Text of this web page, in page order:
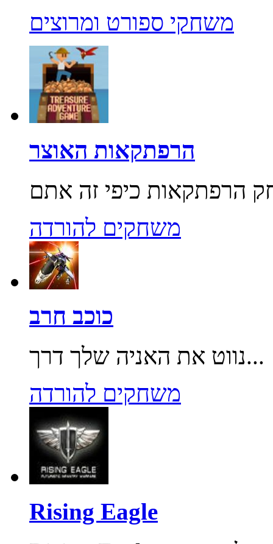
משחקי ספורט ומרוצים
הרפתקאות האוצר
משחקים להורדה
כוכב חרב
נווט את האניה שלך דרך...
משחקים להורדה
Rising Eagle